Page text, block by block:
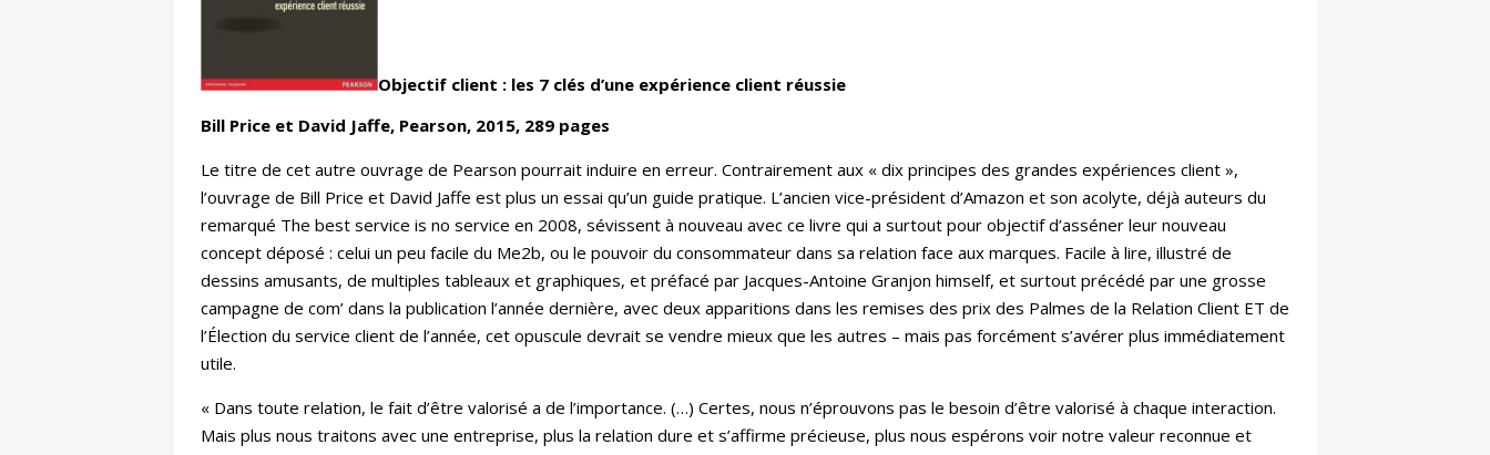
Objectif client : les 7 clés d’une expérience client réussie
Bill Price et David Jaffe, Pearson, 2015, 289 pages
Le titre de cet autre ouvrage de Pearson pourrait induire en erreur. Contrairement aux « dix principes des grandes expériences client »,
l’ouvrage de Bill Price et David Jaffe est plus un essai qu’un guide pratique. L’ancien vice-président d’Amazon et son acolyte, déjà auteurs du
remarqué The best service is no service en 2008, sévissent à nouveau avec ce livre qui a surtout pour objectif d’asséner leur nouveau
concept déposé : celui un peu facile du Me2b, ou le pouvoir du consommateur dans sa relation face aux marques. Facile à lire, illustré de
dessins amusants, de multiples tableaux et graphiques, et préfacé par Jacques-Antoine Granjon himself, et surtout précédé par une grosse
campagne de com’ dans la publication l’année dernière, avec deux apparitions dans les remises des prix des Palmes de la Relation Client ET de
l’Élection du service client de l’année, cet opuscule devrait se vendre mieux que les autres – mais pas forcément s’avérer plus immédiatement
utile.
« Dans toute relation, le fait d’être valorisé a de l’importance. (…) Certes, nous n’éprouvons pas le besoin d’être valorisé à chaque interaction.
Mais plus nous traitons avec une entreprise, plus la relation dure et s’affirme précieuse, plus nous espérons voir notre valeur reconnue et